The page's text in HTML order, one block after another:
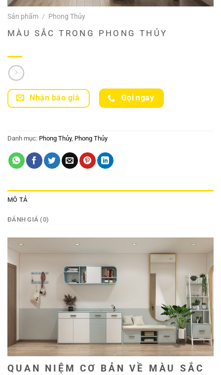
Sản phẩm / Phong Thủy
MÀU SẮC TRONG PHONG THỦY
Nhận báo giá Gọi ngay
Danh mục: Phong Thủy, Phong Thủy
MÔ TẢ
ĐÁNH GIÁ (0)
QUAN NIỆM CƠ BẢN VỀ MÀU SẮC